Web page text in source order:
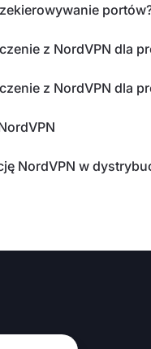
z NordVPN dla
z NordVPN dla
NordVPN w